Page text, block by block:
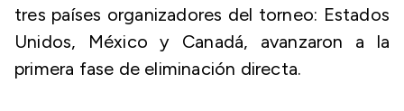
tres países organizadores del torneo: Estados
Unidos, México y Canadá, avanzaron a la
primera fase de eliminación directa.